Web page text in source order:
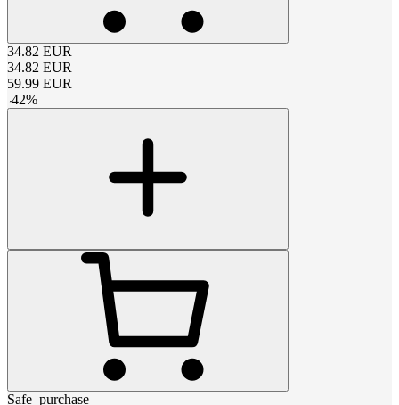
34.82 EUR
34.82 EUR
59.99 EUR
-42%
Safe_purchase